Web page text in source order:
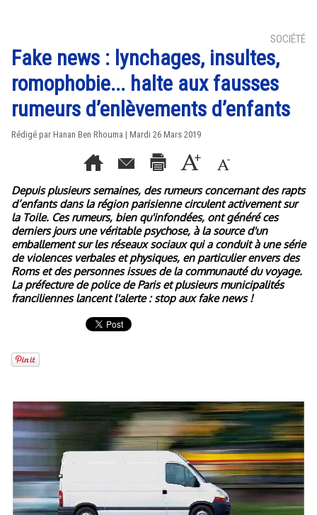
SOCIÉTÉ
Fake news : lynchages, insultes,
romophobie... halte aux fausses
rumeurs d’enlèvements d’enfants
Rédigé par Hanan Ben Rhouma | Mardi 26 Mars 2019
Depuis plusieurs semaines, des rumeurs concernant des rapts
d’enfants dans la région parisienne circulent activement sur
la Toile. Ces rumeurs, bien qu'infondées, ont généré ces
derniers jours une véritable psychose, à la source d'un
emballement sur les réseaux sociaux qui a conduit à une série
de violences verbales et physiques, en particulier envers des
Roms et des personnes issues de la communauté du voyage.
La préfecture de police de Paris et plusieurs municipalités
franciliennes lancent l'alerte : stop aux fake news !